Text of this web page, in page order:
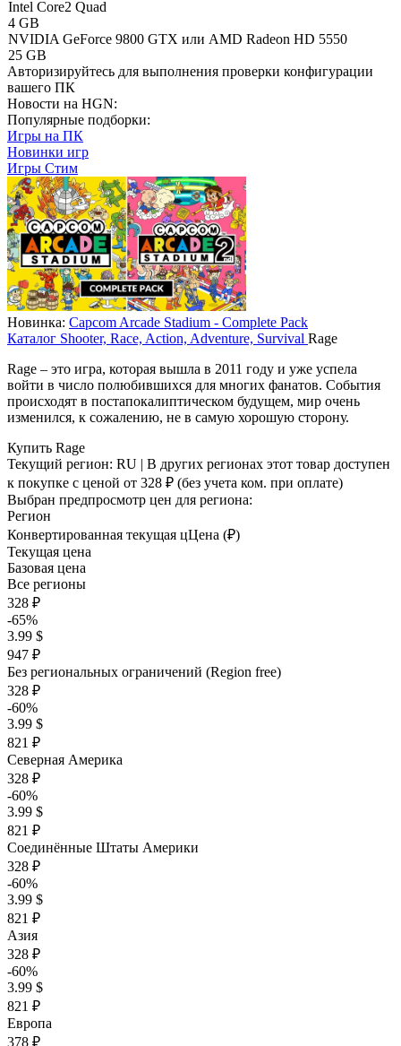
Intel Core2 Quad
4 GB
NVIDIA GeForce 9800 GTX или AMD Radeon HD 5550
25 GB
Авторизируйтесь для выполнения проверки конфигурации
вашего ПК
Новости на HGN:
Популярные подборки:
Игры на ПК
Новинки игр
Игры Стим
Новинка: Capcom Arcade Stadium - Complete Pack
Каталог Shooter, Race, Action, Adventure, Survival Rage
Rage – это игра, которая вышла в 2011 году и уже успела
войти в число полюбившихся для многих фанатов. События
происходят в постапокалиптическом будущем, мир очень
изменился, к сожалению, не в самую хорошую сторону.
Купить Rage
Текущий регион: RU | В других регионах этот товар доступен
к покупке с ценой от 328 ₽ (без учета ком. при оплате)
Выбран предпросмотр цен для региона:
Регион
Конвертированная текущая цЦена (₽)
Текущая цена
Базовая цена
Все регионы
328 ₽
-65%
3.99 $
947 ₽
Без региональных ограничений (Region free)
328 ₽
-60%
3.99 $
821 ₽
Северная Америка
328 ₽
-60%
3.99 $
821 ₽
Соединённые Штаты Америки
328 ₽
-60%
3.99 $
821 ₽
Азия
328 ₽
-60%
3.99 $
821 ₽
Европа
378 ₽